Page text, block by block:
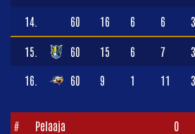
14. 60 16 6 6
15. 60 15 6 7
16. 60 9 1 11
# Pelaaja O